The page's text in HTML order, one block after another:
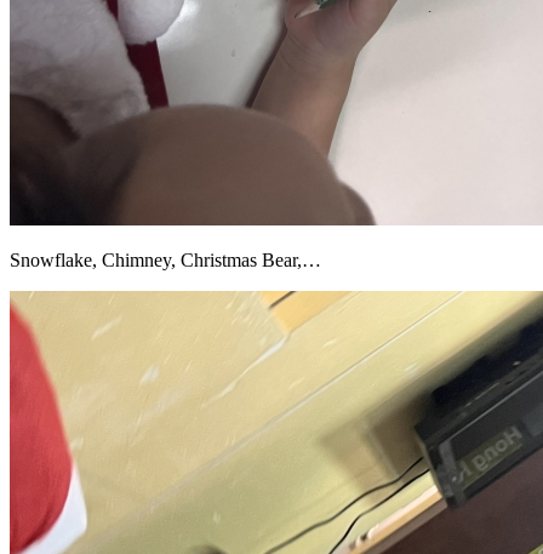
Snowflake, Chimney, Christmas Bear,…